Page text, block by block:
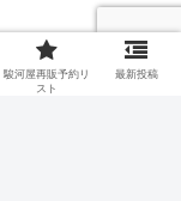
駿河屋再販予約リ
スト
最新投稿